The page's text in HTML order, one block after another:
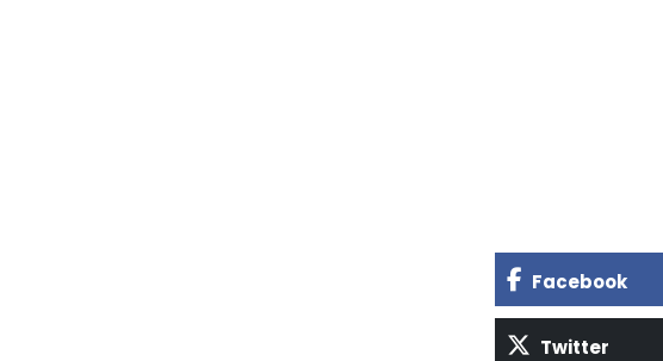
Facebook
Twitter